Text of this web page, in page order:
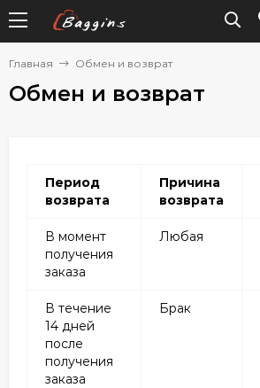
Главная Обмен и возврат
Обмен и возврат
Период
возврата
Причина
возврата
В момент
получения
заказа
Любая
В течение
14 дней
после
получения
заказа
Брак